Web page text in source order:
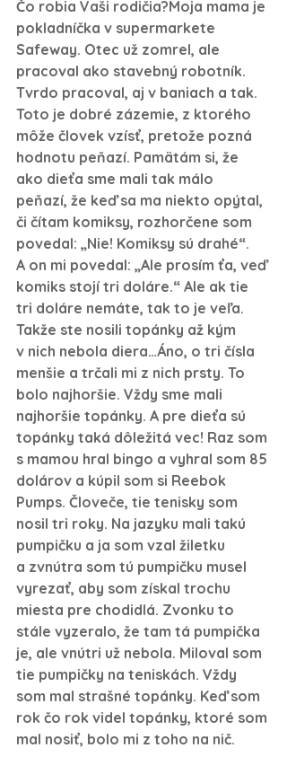
Čo robia Vaši rodičia?Moja mama je
pokladníčka v supermarkete
Safeway. Otec už zomrel, ale
pracoval ako stavebný robotník.
Tvrdo pracoval, aj v baniach a tak.
Toto je dobré zázemie, z ktorého
môže človek vzísť, pretože pozná
hodnotu peňazí. Pamätám si, že
ako dieťa sme mali tak málo
peňazí, že keď sa ma niekto opýtal,
či čítam komiksy, rozhorčene som
povedal: „Nie! Komiksy sú drahé“.
A on mi povedal: „Ale prosím ťa, veď
komiks stojí tri doláre.“ Ale ak tie
tri doláre nemáte, tak to je veľa.
Takže ste nosili topánky až kým
v nich nebola diera…Áno, o tri čísla
menšie a trčali mi z nich prsty. To
bolo najhoršie. Vždy sme mali
najhoršie topánky. A pre dieťa sú
topánky taká dôležitá vec! Raz som
s mamou hral bingo a vyhral som 85
dolárov a kúpil som si Reebok
Pumps. Človeče, tie tenisky som
nosil tri roky. Na jazyku mali takú
pumpičku a ja som vzal žiletku
a zvnútra som tú pumpičku musel
vyrezať, aby som získal trochu
miesta pre chodidlá. Zvonku to
stále vyzeralo, že tam tá pumpička
je, ale vnútri už nebola. Miloval som
tie pumpičky na teniskách. Vždy
som mal strašné topánky. Keď som
rok čo rok videl topánky, ktoré som
mal nosiť, bolo mi z toho na nič.